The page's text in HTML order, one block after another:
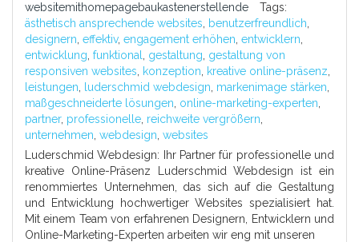
websitemithomepagebaukastenerstellende
Tags:
ästhetisch ansprechende websites
benutzerfreundlich
designern effektiv, engagement erhöhen entwicklern
entwicklung funktional gestaltung gestaltung von
responsiven websites
konzeption kreative online-präsenz
leistungen
luderschmid webdesign markenimage stärken
maßgeschneiderte lösungen online-marketing-experten
partner, professionelle reichweite vergrößern
unternehmen webdesign websites
Luderschmid Webdesign: Ihr Partner für professionelle und
kreative Online-Präsenz Luderschmid Webdesign ist ein
renommiertes Unternehmen, das sich auf die Gestaltung
und Entwicklung hochwertiger Websites spezialisiert hat.
Mit einem Team von erfahrenen Designern, Entwicklern und
Online-Marketing-Experten arbeiten wir eng mit unseren